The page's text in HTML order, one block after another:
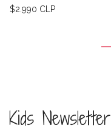
$2.990 CLP
Kids Newsletter